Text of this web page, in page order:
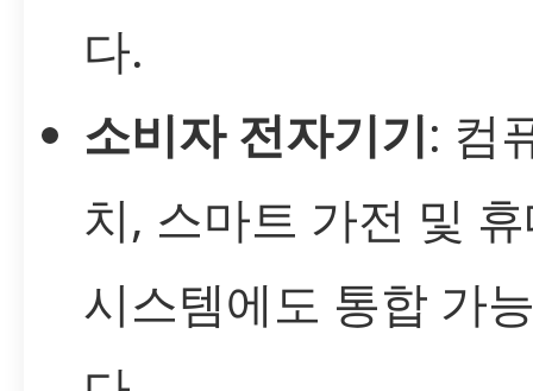
다.
소비자 전자기기: 컴
치, 스마트 가전 및
시스템에도 통합 가